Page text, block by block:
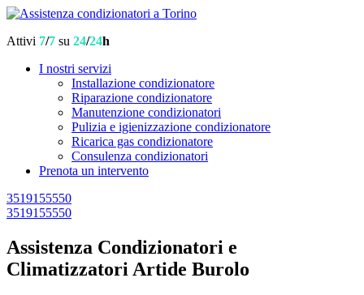
Attivi 7/7 su 24/24h
I nostri servizi
Installazione condizionatore
Riparazione condizionatore
Manutenzione condizionatori
Pulizia e igienizzazione condizionatore
Ricarica gas condizionatore
Consulenza condizionatori
Prenota un intervento
3519155550
3519155550
Assistenza Condizionatori e
Climatizzatori Artide Burolo